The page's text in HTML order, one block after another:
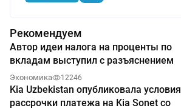
Рекомендуем
Автор идеи налога на проценты по
вкладам выступил с разъяснением
Экономика 12246
Kia Uzbekistan опубликовала условия
рассрочки платежа на Kia Sonet со